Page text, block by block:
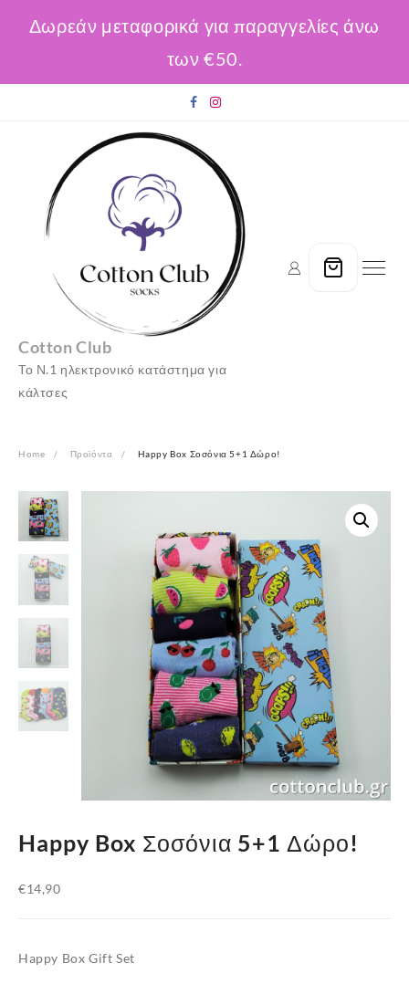
Δωρεάν μεταφορικά για παραγγελίες άνω
των €50.
Cotton Club
Το Ν.1 ηλεκτρονικό κατάστημα για
κάλτσες
Home Προϊόντα Happy Box Σοσόνια 5+1 Δώρο!
Happy Box Σοσόνια 5+1 Δώρο!
€14,90
Happy Box Gift Set